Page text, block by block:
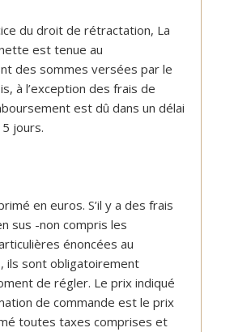
du droit de rétractation, La
est tenue au
des sommes versées par le
à l’exception des frais de
est dû dans un délai
jours.
en euros. S’il y a des frais
sus -non compris les
énoncées au
ils sont obligatoirement
de régler. Le prix indiqué
de commande est le prix
toutes taxes comprises et